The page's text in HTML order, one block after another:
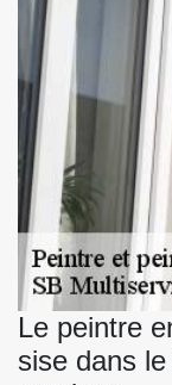
Le peintre
sise dans